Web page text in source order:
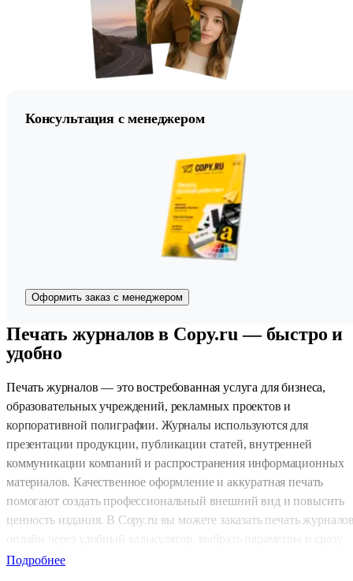
Консультация с менеджером
Оформить заказ с менеджером
Печать журналов в Copy.ru — быстро и
удобно
Печать журналов — это востребованная услуга для бизнеса,
образовательных учреждений, рекламных проектов и
корпоративной полиграфии. Журналы используются для
презентации продукции, публикации статей, внутренней
коммуникации компаний и распространения информационных
материалов. Качественное оформление и аккуратная печать
помогают создать профессиональный внешний вид и повысить
ценность издания. В Copy.ru вы можете заказать печать
онлайн через удобный калькулятор, выбрать параметры и сразу
рассчитать стоимость. При оформлении заказа через сайт
Подробнее